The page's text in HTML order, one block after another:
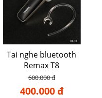
Tai nghe bluetooth
Remax T8
600.000 đ
400.000 đ